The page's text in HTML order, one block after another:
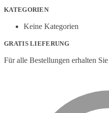
KATEGORIEN
Keine Kategorien
GRATIS LIEFERUNG
Für alle Bestellungen erhalten